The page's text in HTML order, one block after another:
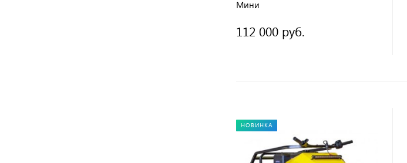
Мини
112 000 руб.
НОВИНКА